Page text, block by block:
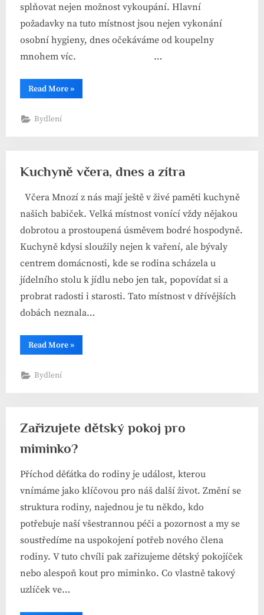
splňovat nejen možnost vykoupání. Hlavní
požadavky na tuto místnost jsou nejen vykonání
osobní hygieny, dnes očekáváme od koupelny
mnohem víc. …
Read More“Koupelnová
relaxace”
»
Bydlení
Kuchyně včera, dnes a zítra
Včera Mnozí z nás mají ještě v živé paměti kuchyně
našich babiček. Velká místnost vonící vždy nějakou
dobrotou a prostoupená úsměvem bodré hospodyně.
Kuchyně kdysi sloužily nejen k vaření, ale bývaly
centrem domácnosti, kde se rodina scházela u
jídelního stolu k jídlu nebo jen tak, popovídat si a
probrat radosti i starosti. Tato místnost v dřívějších
dobách neznala…
Read More“Kuchyně
včera,
»
Bydlení
Zařizujete dětský pokoj pro
miminko?
Příchod děťátka do rodiny je událost, kterou
vnímáme jako klíčovou pro náš další život. Změní se
struktura rodiny, najednou je tu někdo, kdo
potřebuje naší všestrannou péči a pozornost a my se
soustředíme na uspokojení potřeb nového člena
rodiny. V tuto chvíli pak zařizujeme dětský pokojíček
nebo alespoň kout pro miminko. Co vlastně takový
uzlíček ve…